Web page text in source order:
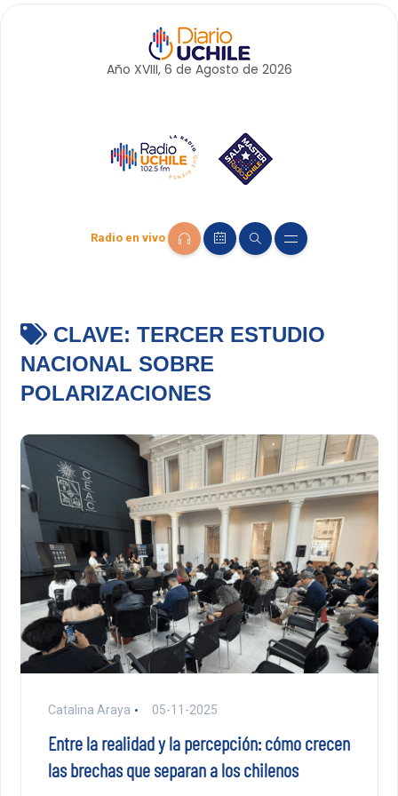
Año XVIII, 6 de Agosto de 2026
Radio en vivo
CLAVE: TERCER ESTUDIO
NACIONAL SOBRE
POLARIZACIONES
Catalina Araya 05-11-2025
Entre la realidad y la percepción: cómo crecen
las brechas que separan a los chilenos